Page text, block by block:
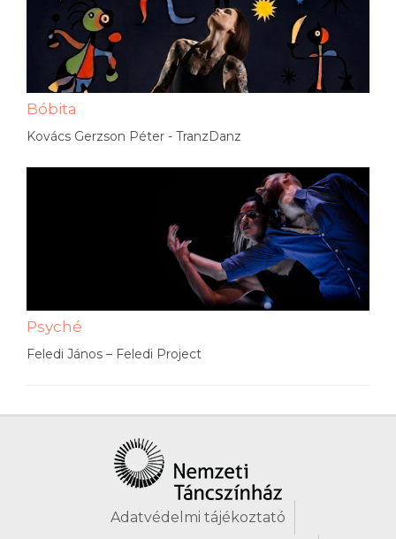
Bóbita
Kovács Gerzson Péter - TranzDanz
Psyché
Feledi János – Feledi Project
Adatvédelmi tájékoztató